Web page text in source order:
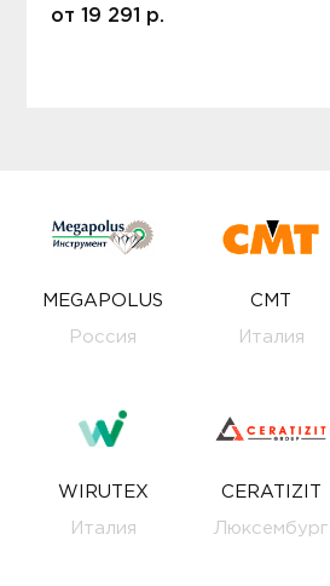
от 19 291 р.
MEGAPOLUS
Россия
CMT
Италия
WIRUTEX
Италия
CERATIZIT
Люксембург